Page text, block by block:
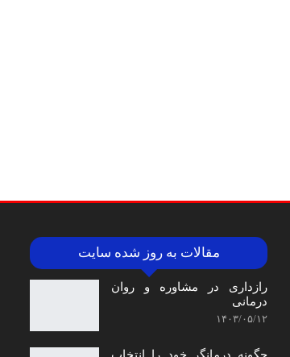
مقالات به روز شده سایت
رازداری در مشاوره و روان
درمانی
۱۴۰۳/۰۵/۱۲